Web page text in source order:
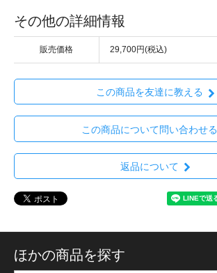
その他の詳細情報
販売価格 29,700円(税込)
この商品を友達に教える
この商品について問い合わせる
返品について
ほかの商品を探す